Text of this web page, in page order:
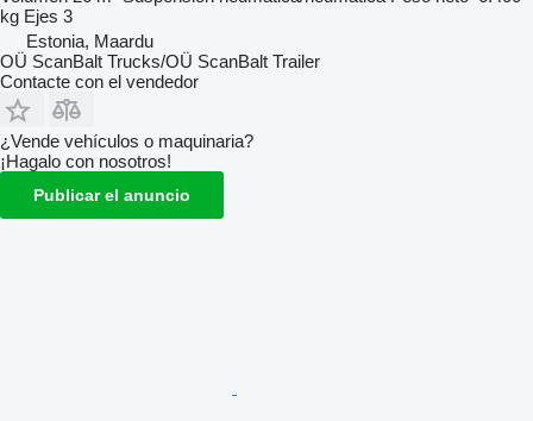
kg Ejes 3
Estonia, Maardu
OÜ ScanBalt Trucks/OÜ ScanBalt Trailer
Contacte con el vendedor
¿Vende vehículos o maquinaria?
¡Hagalo con nosotros!
Publicar el anuncio